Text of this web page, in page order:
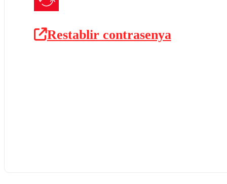
Restablir contrasenya